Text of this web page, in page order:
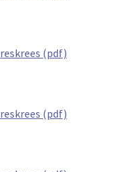
(pdf)
(pdf)